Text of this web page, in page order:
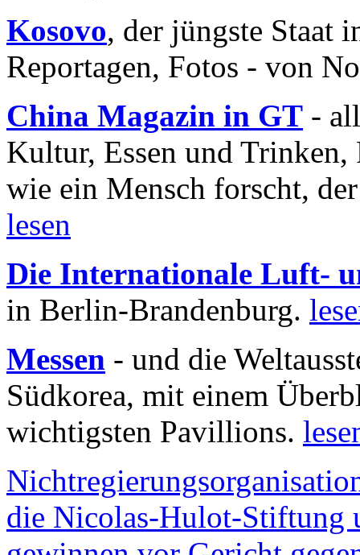
Kosovo, der jüngste Staat
Reportagen, Fotos - von
China Magazin in GT -
Kultur, Essen und
wie ein Mensch forscht,
lesen
Die Internationale Luft-
in Berlin-Brandenburg.
Messen - und die
Südkorea, mit einem
wichtigsten Pavillions.
die Nicolas-Hulot-Stiftung